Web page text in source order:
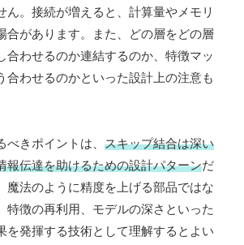
ん。接続が増えると、計算量やメモリ
合があります。また、どの層をどの層
合わせるのか連結するのか、特徴マッ
合わせるのかといった設計上の注意も
きポイントは、 スキップ結合は深い
報伝達を助けるための設計パターンだ
魔法のように精度を上げる部品ではな
特徴の再利用、モデルの深さといった
を発揮する技術として理解するとよい